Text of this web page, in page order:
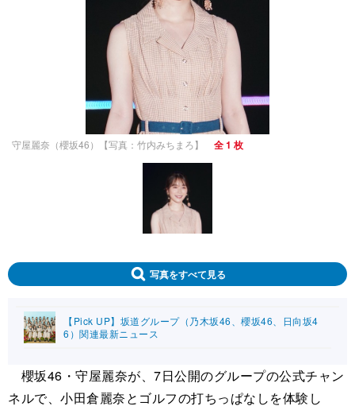
守屋麗奈（櫻坂46）【写真：竹内みちまろ】 全 1 枚
写真をすべて見る
【Pick UP】坂道グループ（乃木坂46、櫻坂46、日向坂4
6）関連最新ニュース
櫻坂46・守屋麗奈が、7日公開のグループの公式チャン
ネルで、小田倉麗奈とゴルフの打ちっぱなしを体験し